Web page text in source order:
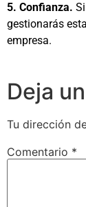
5. Confianza.
gestionarás
empresa.
Deja
Tu dirección
Comentario *